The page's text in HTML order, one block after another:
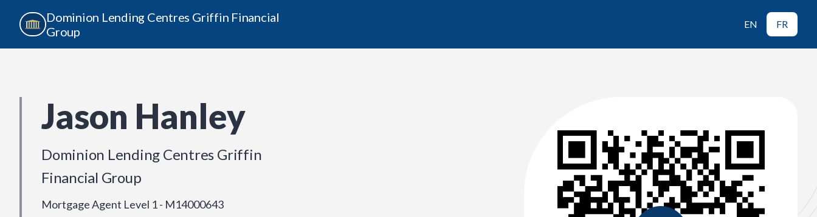
Dominion Lending Centres Griffin Financial
Group
EN FR
Jason Hanley
Dominion Lending Centres Griffin
Financial Group
Mortgage Agent Level 1 - M14000643